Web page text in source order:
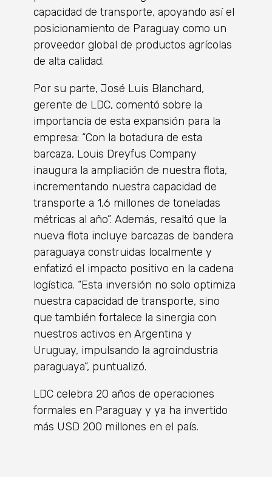
capacidad de transporte, apoyando así el
posicionamiento de Paraguay como un
proveedor global de productos agrícolas
de alta calidad.
Por su parte, José Luis Blanchard,
gerente de LDC, comentó sobre la
importancia de esta expansión para la
empresa: “Con la botadura de esta
barcaza, Louis Dreyfus Company
inaugura la ampliación de nuestra flota,
incrementando nuestra capacidad de
transporte a 1,6 millones de toneladas
métricas al año”. Además, resaltó que la
nueva flota incluye barcazas de bandera
paraguaya construidas localmente y
enfatizó el impacto positivo en la cadena
logística. “Esta inversión no solo optimiza
nuestra capacidad de transporte, sino
que también fortalece la sinergia con
nuestros activos en Argentina y
Uruguay, impulsando la agroindustria
paraguaya”, puntualizó.
LDC celebra 20 años de operaciones
formales en Paraguay y ya ha invertido
más USD 200 millones en el país.